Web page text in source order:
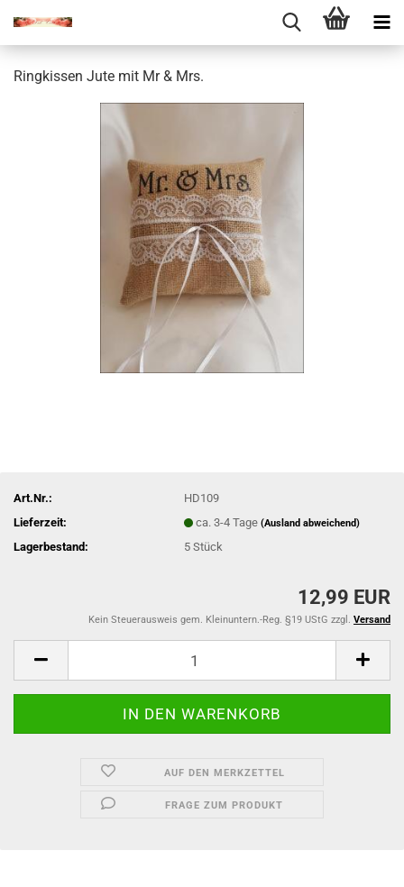
Ringkissen Jute mit Mr & Mrs.
Art.Nr.:
HD109
Lieferzeit:
ca. 3-4 Tage(Ausland abweichend)
Lagerbestand: 5Stück
12,99 EUR
Kein Steuerausweis gem. Kleinuntern.-Reg. §19 UStG zzgl. Versand
AUF DEN MERKZETTEL
FRAGE ZUM PRODUKT